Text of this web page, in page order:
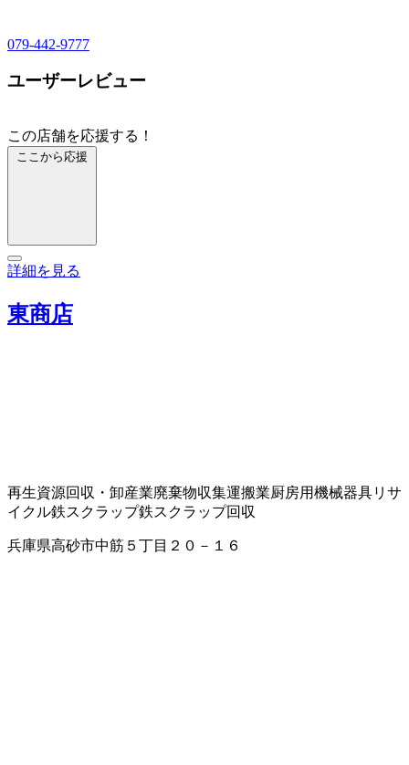
079-442-9777
ユーザーレビュー
この店舗を応援する！
ここから応援
詳細を見る
東商店
再生資源回収・卸産業廃棄物収集運搬業厨房用機械器具リサ
イクル鉄スクラップ鉄スクラップ回収
兵庫県高砂市中筋５丁目２０－１６